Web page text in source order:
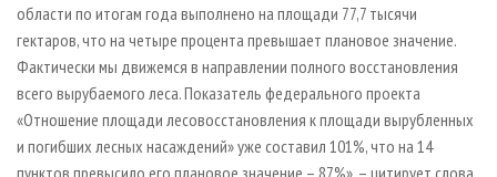
ИНСТРУМЕНТ И МАТЕРИАЛЫ
БИБЛИОТЕКА СПЕЦИАЛИСТА
области по итогам года выполнено на площади 77,7 тысячи
гектаров, что на четыре процента превышает плановое значение.
Фактически мы движемся в направлении полного восстановления
всего вырубаемого леса. Показатель федерального проекта
«Отношение площади лесовосстановления к площади вырубленных
и погибших лесных насаждений» уже составил 101%, что на 14
пунктов превысило его плановое значение – 87%», – цитирует слова